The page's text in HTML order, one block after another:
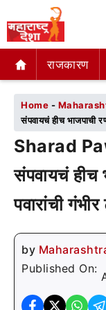
राजकारण
राजकारण
Home -
संपवायचं हीच भाजपाची
Sharad
संपवायचं हीच
पवारांची गंभीर
by
Published On: